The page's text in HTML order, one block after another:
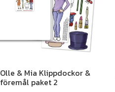
Olle & Mia Klippdockor &
föremål paket 2